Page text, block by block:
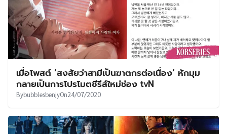
เมื่อโพสต์ ‘สงสัยว่าสามีเป็นฆาตกรต่อเนื่อง’ หักมุม
กลายเป็นการโปรโมตซีรีส์ใหม่ช่อง tvN
BybubblesbenjyOn24/07/2020